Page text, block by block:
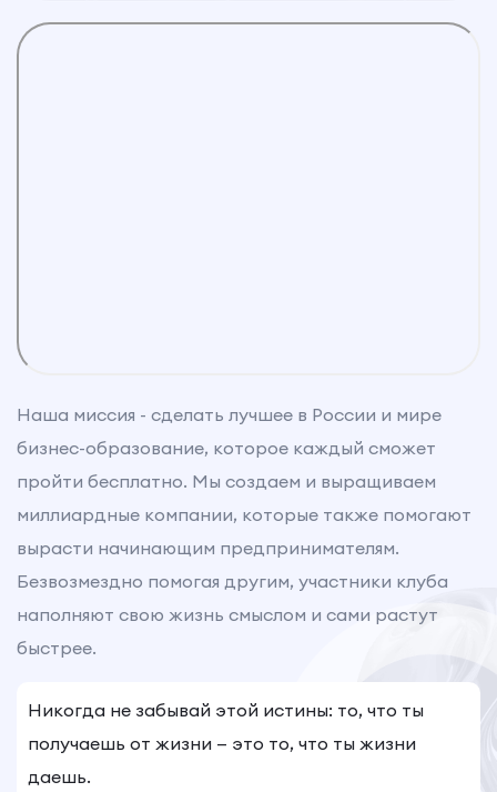
Наша миссия - сделать лучшее в России и мире
бизнес-образование, которое каждый сможет
пройти бесплатно. Мы создаем и выращиваем
миллиардные компании, которые также помогают
вырасти начинающим предпринимателям.
Безвозмездно помогая другим, участники клуба
наполняют свою жизнь смыслом и сами растут
быстрее.
Никогда не забывай этой истины: то, что ты
получаешь от жизни — это то, что ты жизни
даешь.